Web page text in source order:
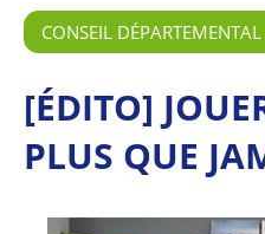
CONSEIL DÉPARTEMENTAL
[ÉDITO]
PLUS QUE